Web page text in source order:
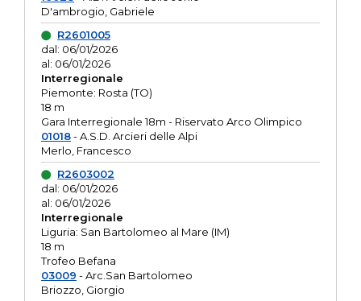
D'ambrogio, Gabriele
R2601005
dal: 06/01/2026
al: 06/01/2026
Interregionale
Piemonte: Rosta (TO)
18 m
Gara Interregionale 18m - Riservato Arco Olimpico
01018- A.S.D. Arcieri delle Alpi
Merlo, Francesco
R2603002
dal: 06/01/2026
al: 06/01/2026
Interregionale
Liguria: San Bartolomeo al Mare (IM)
18 m
Trofeo Befana
03009 - Arc.San Bartolomeo
Briozzo, Giorgio